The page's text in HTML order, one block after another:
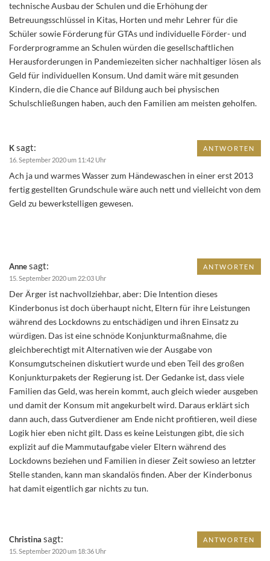
technische Ausbau der Schulen und die Erhöhung der
Betreuungsschlüssel in Kitas, Horten und mehr Lehrer für die
Schüler sowie Förderung für GTAs und individuelle Förder- und
Forderprogramme an Schulen würden die gesellschaftlichen
Herausforderungen in Pandemiezeiten sicher nachhaltiger lösen als
Geld für individuellen Konsum. Und damit wäre mit gesunden
Kindern, die die Chance auf Bildung auch bei physischen
Schulschließungen haben, auch den Familien am meisten geholfen.
Ksagt:
16. September 2020 um 11:42 Uhr
Ach ja und warmes Wasser zum Händewaschen in einer erst 2013
fertig gestellten Grundschule wäre auch nett und vielleicht von dem
Geld zu bewerkstelligen gewesen.
ANTWORTEN
Annesagt:
15. September 2020 um 22:03 Uhr
Der Ärger ist nachvollziehbar, aber: Die Intention dieses
Kinderbonus ist doch überhaupt nicht, Eltern für ihre Leistungen
während des Lockdowns zu entschädigen und ihren Einsatz zu
würdigen. Das ist eine schnöde Konjunkturmaßnahme, die
gleichberechtigt mit Alternativen wie der Ausgabe von
Konsumgutscheinen diskutiert wurde und eben Teil des großen
Konjunkturpakets der Regierung ist. Der Gedanke ist, dass viele
Familien das Geld, was herein kommt, auch gleich wieder ausgeben
und damit der Konsum mit angekurbelt wird. Daraus erklärt sich
dann auch, dass Gutverdiener am Ende nicht profitieren, weil diese
Logik hier eben nicht gilt. Dass es keine Leistungen gibt, die sich
explizit auf die Mammutaufgabe vieler Eltern während des
Lockdowns beziehen und Familien in dieser Zeit sowieso an letzter
Stelle standen, kann man skandalös finden. Aber der Kinderbonus
hat damit eigentlich gar nichts zu tun.
ANTWORTEN
Christina sagt:
15. September 2020 um 18:36 Uhr
ANTWORTEN